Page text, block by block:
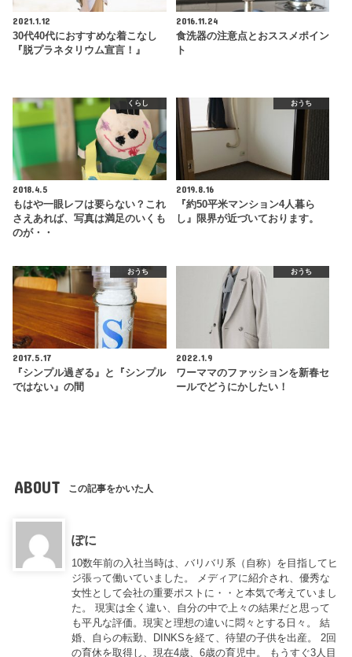
2021.1.12
30代40代におすすめな着こなし
『脱プラネタリウム宣言！』
2016.11.24
食洗器の注意点とおススメポイン
ト
くらし
2018.4.5
もはや一眼レフは要らない？これ
さえあれば、写真は満足のいくも
のが・・
おうち
2019.8.16
『約50平米マンション4人暮ら
し』限界が近づいております。
おうち
2017.5.17
『シンプル過ぎる』と『シンプル
ではない』の間
おうち
2022.1.9
ワーママのファッションを新春セ
ールでどうにかしたい！
ABOUT この記事をかいた人
ぽに
10数年前の入社当時は、バリバリ系（自称）を目指してヒ
ジ張って働いていました。 メディアに紹介され、優秀な
女性として会社の重要ポストに・・と本気で考えていまし
た。 現実は全く違い、自分の中で上々の結果だと思って
も平凡な評価。現実と理想の違いに悶々とする日々。 結
婚、自らの転勤、DINKSを経て、待望の子供を出産。 2回
の育休を取得し、現在4歳、6歳の育児中。 もうすぐ3人目